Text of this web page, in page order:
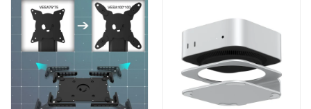
مقاس 4.7 إلى 13 بوصة